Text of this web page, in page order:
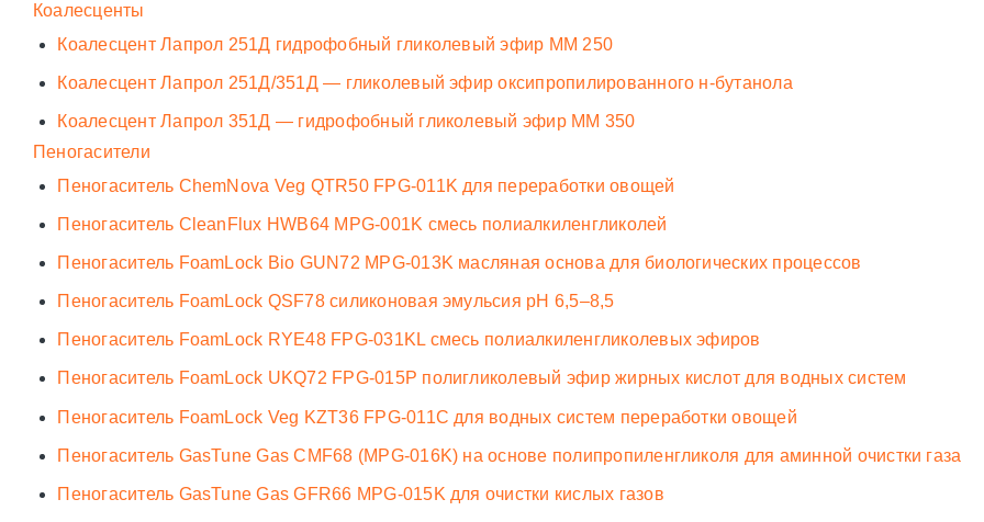
Коалесценты
Коалесцент Лапрол 251Д гидрофобный гликолевый эфир ММ 250
Коалесцент Лапрол 251Д/351Д — гликолевый эфир оксипропилированного н-бутанола
Коалесцент Лапрол 351Д — гидрофобный гликолевый эфир ММ 350
Пеногасители
Пеногаситель ChemNova Veg QTR50 FPG-011K для переработки овощей
Пеногаситель CleanFlux HWB64 MPG-001K смесь полиалкиленгликолей
Пеногаситель FoamLock Bio GUN72 MPG-013K масляная основа для биологических процессов
Пеногаситель FoamLock QSF78 силиконовая эмульсия pH 6,5–8,5
Пеногаситель FoamLock RYE48 FPG-031KL смесь полиалкиленгликолевых эфиров
Пеногаситель FoamLock UKQ72 FPG-015P полигликолевый эфир жирных кислот для водных систем
Пеногаситель FoamLock Veg KZT36 FPG-011C для водных систем переработки овощей
Пеногаситель GasTune Gas CMF68 (MPG-016K) на основе полипропиленгликоля для аминной очистки газа
Пеногаситель GasTune Gas GFR66 MPG-015K для очистки кислых газов